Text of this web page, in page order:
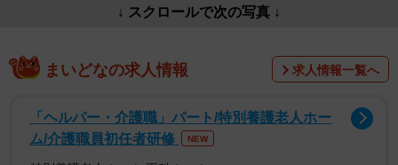
↓ スクロールで次の写真 ↓
まいどなの求人情報 求人情報一覧へ
「ヘルパー・介護職」パート/特別養護老人ホー
ム/介護職員初任者研修
NEW